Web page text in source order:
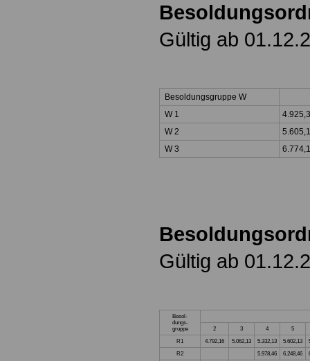
Gültig ab
Besoldungsgruppe W
W 1
W 2
W 3
Gültig ab
Besol-
dungs-
gruppe
2 3 4
5
R1
4.792,16 5.062,13 5.332,13 5.602,13
R2
5.978,46 6.248,46